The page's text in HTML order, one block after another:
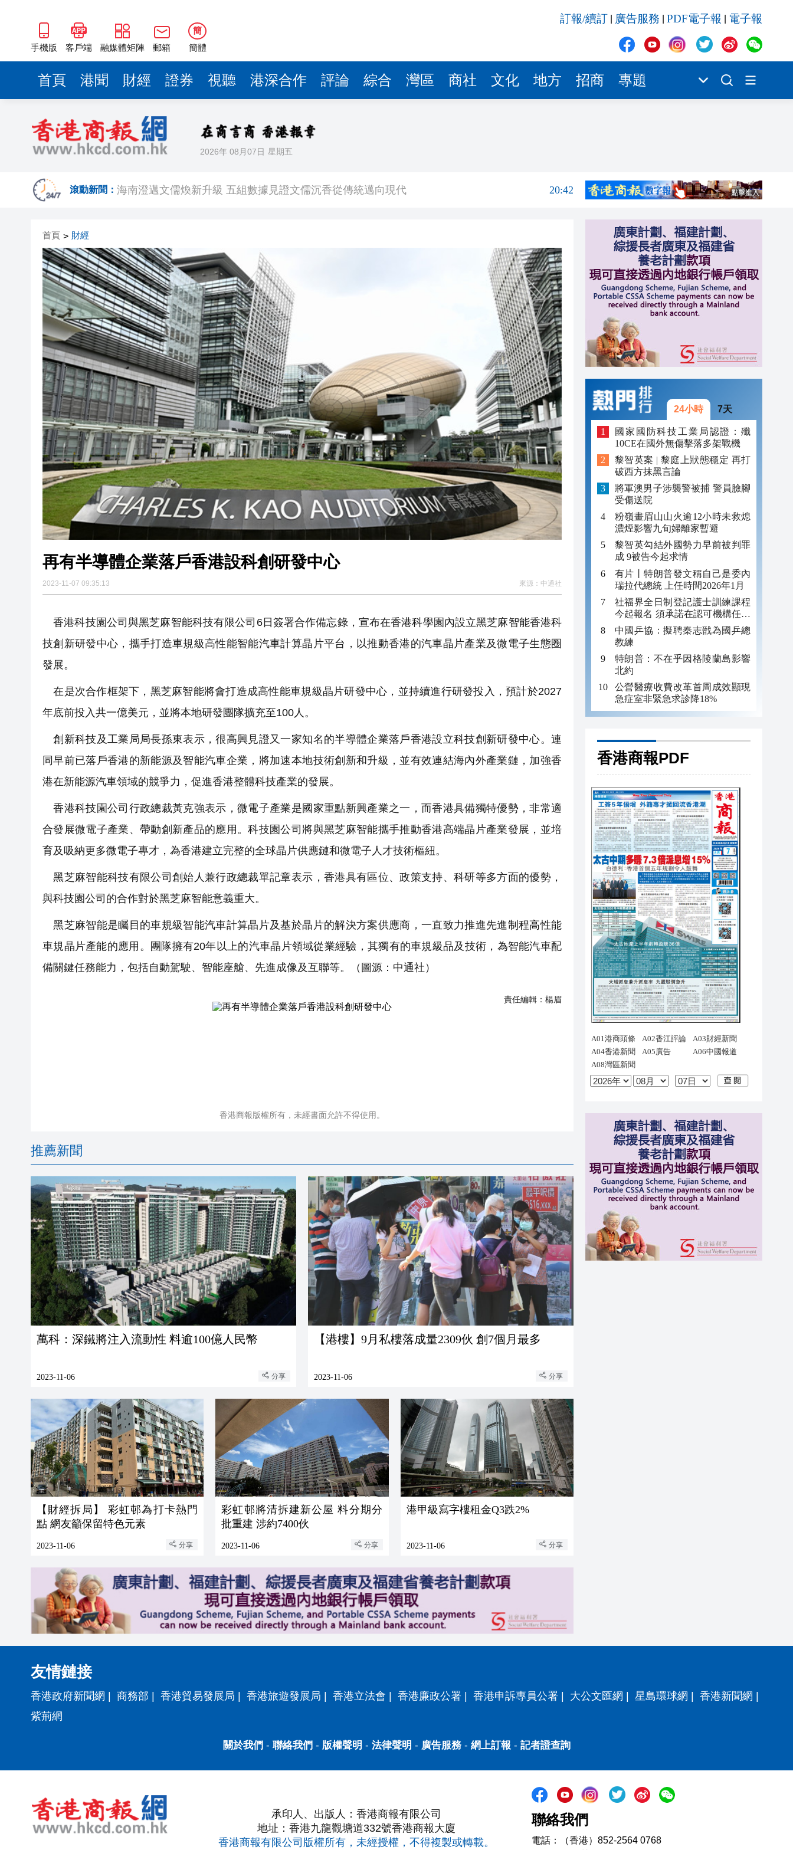
手機版 客戶端 融媒體矩陣 郵箱
簡
簡體
訂報/續訂 廣告服務 PDF電子報 電子報
首頁 港聞 財經 證券 視聽 港深合作 評論 綜合 灣區 商社 文化 地方 招商 專題
2026年 08月07日 星期五
滾動新聞：
2025年海南儋州以舊換新帶動消費約18億元
山東26戶省屬國企去年合計營收2.58萬億 利潤總額近936億
瀋陽鐵西校園閱讀活動解鎖閱讀新玩法
20:39
黎智英案｜吳良好：依法公正處理黎智英求情 罪證如山豈能妄想輕判
21:08
騰出更多時間專注做好宏福苑火災獨立委員會工作 李家超暫停3項公職委任
50餘位頂尖專家共話時代命題
梁振英率港區全國政協委員考察團來瓊考察
20:42
瀋陽鐵西校園閱讀活動解鎖閱讀新玩法
20:39
黎智英案｜吳良好：依法公正處理黎智英求情 罪證如山豈能妄想輕判
21:08
騰出更多時間專注做好宏福苑火災獨立委員會工作 李家超暫停3項公職委任
21:04
50餘位頂尖專家共話時代命題
20:55
海南澄邁文儒煥新升級 五組數據見證文儒沉香從傳統邁向現代
20:42
梁振英率港區全國政協委員考察團來瓊考察
20:42
2025年海南儋州以舊換新帶動消費約18億元
20:41
山東26戶省屬國企去年合計營收2.58萬億 利潤總額近936億
20:40
瀋陽鐵西校園閱讀活動解鎖閱讀新玩法
20:39
首頁 > 財經
再有半導體企業落戶香港設科創研發中心
2023-11-07 09:35:13 來源： 中通社
香港科技園公司與黑芝麻智能科技有限公司6日簽署合作備忘錄，宣布在香港科學園內設立黑芝麻智能香港科
技創新研發中心，攜手打造車規級高性能智能汽車計算晶片平台，以推動香港的汽車晶片產業及微電子生態圈
發展。
在是次合作框架下，黑芝麻智能將會打造成高性能車規級晶片研發中心，並持續進行研發投入，預計於2027
年底前投入共一億美元，並將本地研發團隊擴充至100人。
創新科技及工業局局長孫東表示，很高興見證又一家知名的半導體企業落戶香港設立科技創新研發中心。連
同早前已落戶香港的新能源及智能汽車企業，將加速本地技術創新和升級，並有效連結海內外產業鏈，加強香
港在新能源汽車領域的競爭力，促進香港整體科技產業的發展。
香港科技園公司行政總裁黃克強表示，微電子產業是國家重點新興產業之一，而香港具備獨特優勢，非常適
合發展微電子產業、帶動創新產品的應用。科技園公司將與黑芝麻智能攜手推動香港高端晶片產業發展，並培
育及吸納更多微電子專才，為香港建立完整的全球晶片供應鏈和微電子人才技術樞紐。
黑芝麻智能科技有限公司創始人兼行政總裁單記章表示，香港具有區位、政策支持、科研等多方面的優勢，
與科技園公司的合作對於黑芝麻智能意義重大。
黑芝麻智能是矚目的車規級智能汽車計算晶片及基於晶片的解決方案供應商，一直致力推進先進制程高性能
車規晶片產能的應用。團隊擁有20年以上的汽車晶片領域從業經驗，其獨有的車規級品及技術，為智能汽車配
備關鍵任務能力，包括自動駕駛、智能座艙、先進成像及互聯等。（圖源：中通社）
責任編輯： 楊眉
香港商報版權所有，未經書面允許不得使用。
推薦新聞
萬科：深鐵將注入流動性 料逾100億人民幣
2023-11-06 分享
【港樓】9月私樓落成量2309伙 創7個月最多
2023-11-06 分享
【財經拆局】 彩虹邨為打卡熱門
點 網友籲保留特色元素
2023-11-06 分享
彩虹邨將清拆建新公屋 料分期分
批重建 涉約7400伙
2023-11-06 分享
港甲級寫字樓租金Q3跌2%
2023-11-06 分享
24小時 7天
國家國防科技工業局認證：殲
10CE在國外無傷擊落多架戰機
黎智英案 | 黎庭上狀態穩定 再打
破西方抹黑言論
將軍澳男子涉襲警被捕 警員臉腳
受傷送院
粉嶺畫眉山山火逾12小時未救熄
濃煙影響九旬婦離家暫避
黎智英勾結外國勢力早前被判罪
成 9被告今起求情
有片丨特朗普發文稱自己是委內
瑞拉代總統 上任時間2026年1月
社福界全日制登記護士訓練課程
今起報名 須承諾在認可機構任職
至少三年
中國乒協：擬聘秦志戩為國乒總
教練
特朗普：不在乎因格陵蘭島影響
北約
公營醫療收費改革首周成效顯現
急症室非緊急求診降18%
香港商報PDF
友情鏈接
香港政府新聞網 商務部 香港貿易發展局 香港旅遊發展局 香港立法會 香港廉政公署 香港申訴專員公署 大公文匯網 星島環球網 香港新聞網
紫荊網
關於我們 - 聯絡我們 - 版權聲明 - 法律聲明 - 廣告服務- 網上訂報 - 記者證查詢
承印人、出版人：香港商報有限公司
地址：香港九龍觀塘道332號香港商報大廈
香港商報有限公司版權所有，未經授權，不得複製或轉載。
聯絡我們
電話：（香港）852-2564 0768